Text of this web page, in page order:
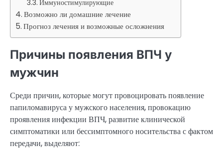
Иммуностимулирующие
Возможно ли домашние лечение
Прогноз лечения и возможные осложнения
Причины появления ВПЧ у
мужчин
Среди причин, которые могут провоцировать появление
папиломавируса у мужского населения, провокацию
проявления инфекции ВПЧ, развитие клинической
симптоматики или бессимптомного носительства с фактом
передачи, выделяют: